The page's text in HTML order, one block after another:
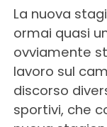
La nuova
ormai quasi
ovviamente
lavoro sul
discorso
sportivi, che